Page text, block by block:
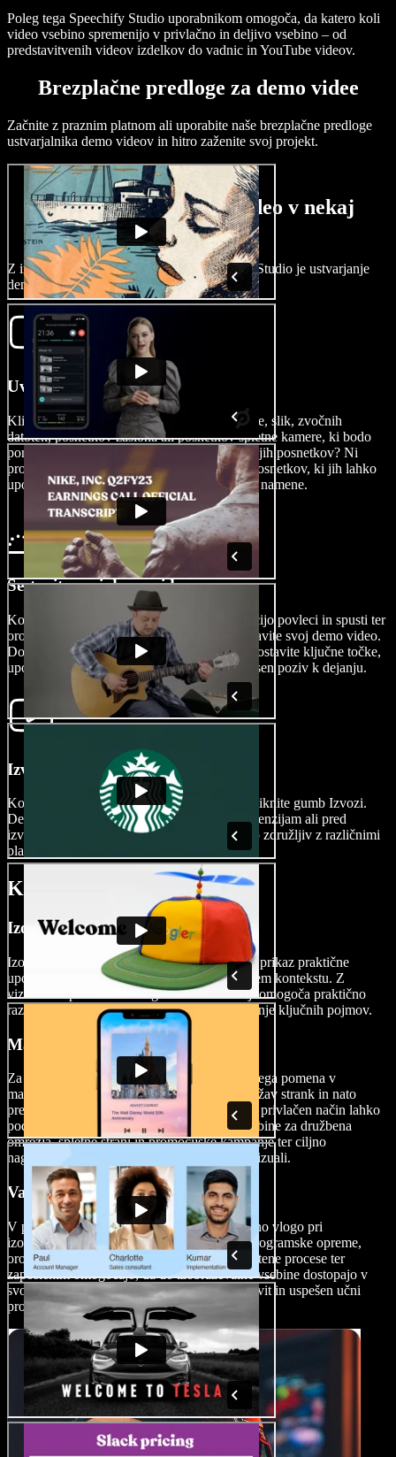
Poleg tega Speechify Studio uporabnikom omogoča, da katero koli
video vsebino spremenijo v privlačno in deljivo vsebino – od
predstavitvenih videov izdelkov do vadnic in YouTube videov.
Brezplačne predloge za demo videe
Začnite z praznim platnom ali uporabite naše brezplačne predloge
ustvarjalnika demo videov in hitro zaženite svoj projekt.
Kako ustvariti demo video v nekaj
minutah
Z intuitivnimi orodji za urejanje v Speechify Studio je ustvarjanje
demo videa hitro in preprosto.
Uvozite svoj video
Kliknite na Slike/Videe za uvoz video vsebine, slik, zvočnih
datotek, posnetkov zaslona ali posnetkov spletne kamere, ki bodo
pomagali pri predstavitvi izdelka. Nimate svojih posnetkov? Ni
problema. Prebrskajte našo knjižnico video posnetkov, ki jih lahko
uporabite tako v osebne kot tudi komercialne namene.
Sestavite svoj demo video
Ko so vaši materiali uvoženi, uporabite funkcijo povleci in spusti ter
orodja za urejanje, da na kreativen način sestavite svoj demo video.
Dodajte prehode med funkcijami izdelka, izpostavite ključne točke,
uporabite opombe za pojasnila in vključite jasen poziv k dejanju.
Izvozite svoj demo video
Ko je vaš video izpopolnjen in pripravljen, kliknite gumb Izvozi.
Demo video lahko enostavno prilagodite dimenzijam ali pred
izvozom izberete različne formate, tako da bo združljiv z različnimi
platformami.
Kdaj uporabiti demo video
Izobraževalni videi
Izobraževalni demo video služi kot orodje za prikaz praktične
uporabe konceptov ali veščin v izobraževalnem kontekstu. Z
vizualnimi prikazi in razlagalnimi komentarji omogoča praktično
razumevanje teme ter učencem olajša dojemanje ključnih pojmov.
Marketinški videi
Za podjetja so promocijski demo videi ključnega pomena v
marketinških strategijah. Z izpostavljanjem težav strank in nato
predstavitvijo funkcij ter prednosti izdelka na privlačen način lahko
podjetja ustvarijo učinkovite marketinške vsebine za družbena
omrežja, spletne strani in promocijske kampanje ter ciljno
nagovorijo potencialne kupce s privlačnimi vizuali.
Vadbeni videi
V podjetju imajo razlagalni demo videi ključno vlogo pri
izobraževanju zaposlenih za uporabo nove programske opreme,
orodij ali opreme. Ti videi poenostavijo zapletene procese ter
zaposlenim omogočajo, da do izobraževalne vsebine dostopajo v
svojem tempu in tako spodbujajo bolj učinkovit in uspešen učni
proces.